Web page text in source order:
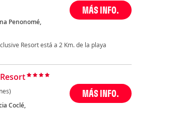
Penonomé,
MÁS INFO.
Resort está a 2 Km. de la playa
Coclé,
MÁS INFO.